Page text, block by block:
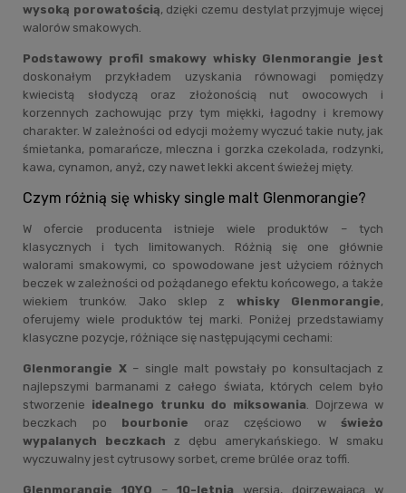
wysoką porowatością, dzięki czemu destylat przyjmuje więcej
walorów smakowych.
Podstawowy profil smakowy whisky Glenmorangie jest
doskonałym przykładem uzyskania równowagi pomiędzy
kwiecistą słodyczą oraz złożonością nut owocowych i
korzennych zachowując przy tym miękki, łagodny i kremowy
charakter. W zależności od edycji możemy wyczuć takie nuty, jak
śmietanka, pomarańcze, mleczna i gorzka czekolada, rodzynki,
kawa, cynamon, anyż, czy nawet lekki akcent świeżej mięty.
Czym różnią się whisky single malt Glenmorangie?
W ofercie producenta istnieje wiele produktów – tych
klasycznych i tych limitowanych. Różnią się one głównie
walorami smakowymi, co spowodowane jest użyciem różnych
beczek w zależności od pożądanego efektu końcowego, a także
wiekiem trunków. Jako sklep z whisky Glenmorangie,
oferujemy wiele produktów tej marki. Poniżej przedstawiamy
klasyczne pozycje, różniące się następującymi cechami:
Glenmorangie X– single malt powstały po konsultacjach z
najlepszymi barmanami z całego świata, których celem było
stworzenie idealnego trunku do miksowania. Dojrzewa w
beczkach po bourbonie oraz częściowo w świeżo
wypalanych beczkach z dębu amerykańskiego. W smaku
wyczuwalny jest cytrusowy sorbet, creme brûlée oraz toffi.
Glenmorangie 10YO – 10-letnia wersja, dojrzewającą w